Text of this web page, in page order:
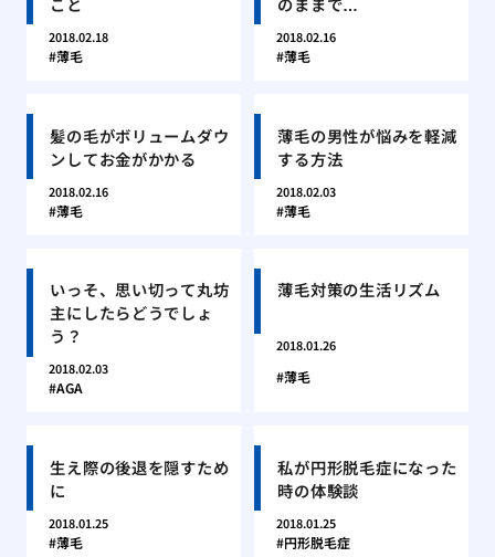
2018.02.18
薄毛
2018.02.16
薄毛
髪の毛がボリュームダウ
ンしてお金がかかる
2018.02.16
薄毛
薄毛の男性が悩みを軽減
する方法
2018.02.03
薄毛
いっそ、思い切って丸坊
主にしたらどうでしょ
う？
2018.02.03
AGA
薄毛対策の生活リズム
2018.01.26
薄毛
生え際の後退を隠すため
に
2018.01.25
薄毛
私が円形脱毛症になった
時の体験談
2018.01.25
円形脱毛症